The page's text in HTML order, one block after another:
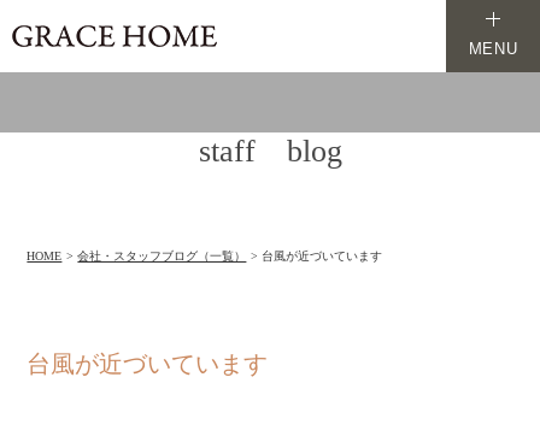
MENU
staff blog
HOME 会社・スタッフブログ（一覧） 台風が近づいています
台風が近づいています